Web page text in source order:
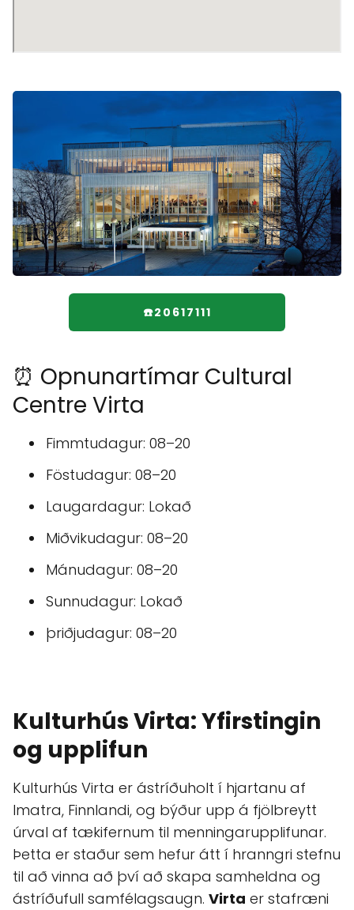
☎️20617111
⏰ Opnunartímar Cultural
Centre Virta
Fimmtudagur: 08–20
Föstudagur: 08–20
Laugardagur: Lokað
Miðvikudagur: 08–20
Mánudagur: 08–20
Sunnudagur: Lokað
þriðjudagur: 08–20
Kulturhús Virta: Yfirstingin
og upplifun
Kulturhús Virta er ástríðuholt í hjartanu af
Imatra, Finnlandi, og býður upp á fjölbreytt
úrval af tækifernum til menningarupplifunar.
Þetta er staður sem hefur átt í hranngri stefnu
til að vinna að því að skapa samheldna og
ástríðufull samfélagsaugn. Virta er stafræni